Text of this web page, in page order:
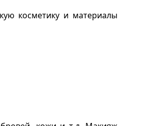
косметику и материалы